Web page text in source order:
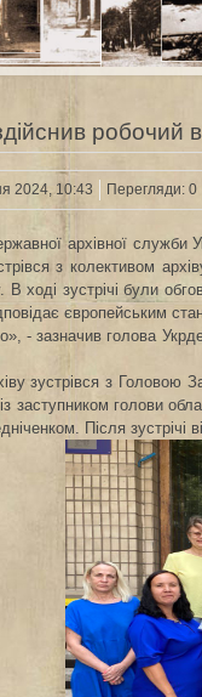
робочий
2024, 10:43 Перегляди: 0
архівної служби
з колективом
ході зустрічі були
європейським
- зазначив голова
зустрівся з Головою
заступником голови
Після зустрічі